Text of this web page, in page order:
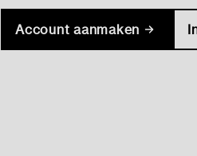
Account aanmaken